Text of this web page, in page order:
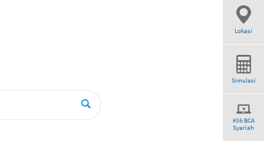
Lokasi
Simulasi
Klik BCA
Syariah